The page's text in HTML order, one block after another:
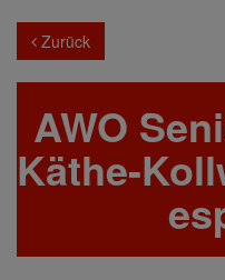
Zurück
AWO
Käthe-